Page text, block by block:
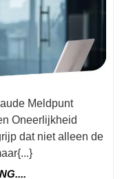
Oneerlijkheid
dat niet alleen de